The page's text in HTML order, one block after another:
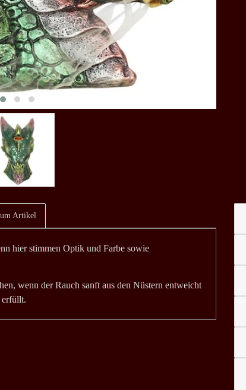
Artikel
hier stimmen Optik und Farbe sowie
wenn der Rauch sanft aus den Nüstern entweicht
erfüllt.